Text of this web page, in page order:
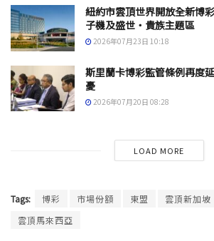
紐約市雲頂世界開放全新博
子機及盛世・貴族主題區
2026年07月23日 10:18
斯里蘭卡博彩監管條例再度
憂
2026年07月20日 08:28
LOAD MORE
Tags: 博彩 市場份額 東盟 雲頂新加坡
雲頂馬來西亞